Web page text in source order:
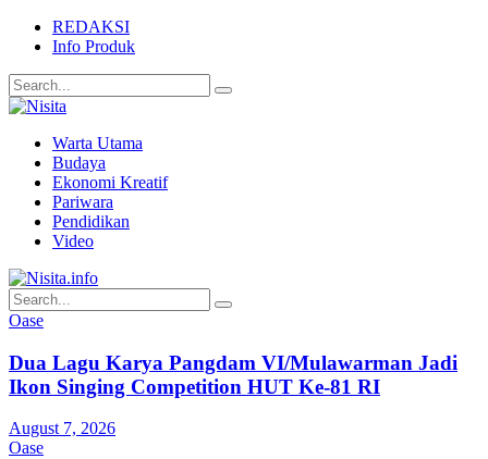
REDAKSI
Info Produk
Warta Utama
Budaya
Ekonomi Kreatif
Pariwara
Pendidikan
Video
Oase
Dua Lagu Karya Pangdam VI/Mulawarman Jadi
Ikon Singing Competition HUT Ke-81 RI
August 7, 2026
Oase